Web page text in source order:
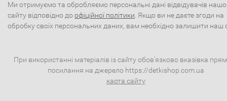
Ми отримуємо та обробляємо персональні дані відвідувачів
сайту відповідно до офіційної політики . Якщо ви не даєте згоди на
обробку своїх персональних даних, вам необхідно залишити наш
При використанні матеріалів із сайту обов'язково вказівка
посилання на джерело https://detkishop.com.ua
карта сайту